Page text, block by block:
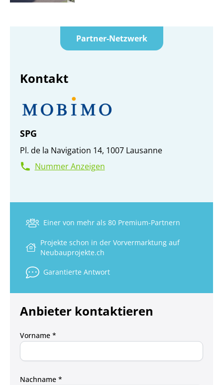
Partner-Netzwerk
Kontakt
SPG
Pl. de la Navigation 14, 1007 Lausanne
Nummer Anzeigen
Einer von mehr als 80 Premium-Partnern
Projekte schon in der Vorvermarktung auf
Neubauprojekte.ch
Garantierte Antwort
Anbieter kontaktieren
Vorname *
Nachname *